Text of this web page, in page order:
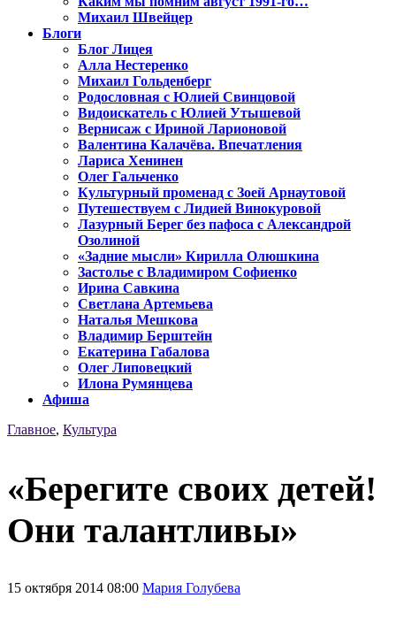
Михаил Швейцер
Блоги
Блог Лицея
Алла Нестеренко
Михаил Гольденберг
Родословная с Юлией Свинцовой
Видоискатель с Юлией Утышевой
Вернисаж с Ириной Ларионовой
Валентина Калачёва. Впечатления
Лариса Хенинен
Олег Гальченко
Культурный променад с Зоей Арнаутовой
Путешествуем с Лидией Винокуровой
Лазурный Берег без пафоса с Александрой
Озолиной
«Задние мысли» Кирилла Олюшкина
Застолье с Владимиром Софиенко
Ирина Савкина
Светлана Артемьева
Наталья Мешкова
Владимир Берштейн
Екатерина Габалова
Олег Липовецкий
Илона Румянцева
Афиша
Главное, Культура
«Берегите своих детей!
Они талантливы»
15 октября 2014 08:00 Мария Голубева